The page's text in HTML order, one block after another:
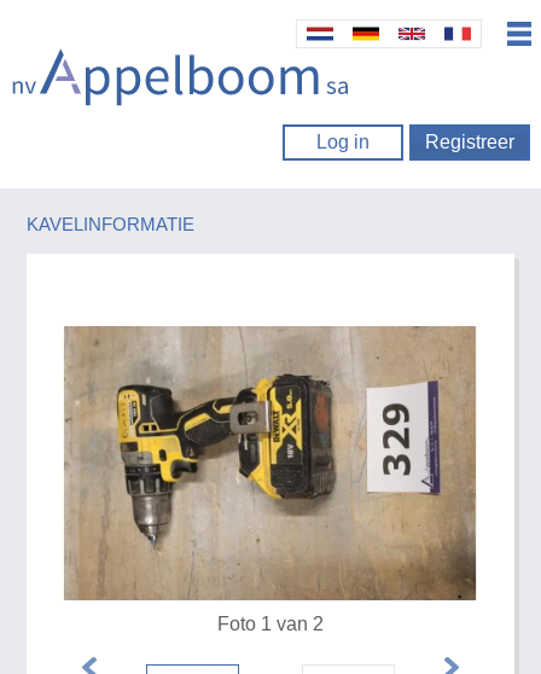
Log in Registreer
KAVELINFORMATIE
Foto 1 van 2